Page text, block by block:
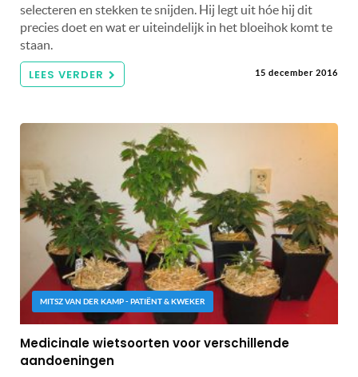
selecteren en stekken te snijden. Hij legt uit hóe hij dit
precies doet en wat er uiteindelijk in het bloeihok komt te
staan.
LEES VERDER 15 december 2016
MITSZ VAN DER KAMP - PATIËNT & KWEKER
Medicinale wietsoorten voor verschillende
aandoeningen